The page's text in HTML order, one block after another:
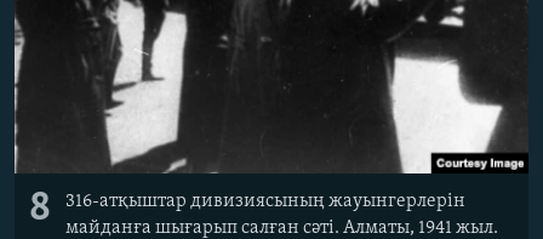
8
316-атқыштар дивизиясының жауынгерлерін
майданға шығарып салған сәті. Алматы, 1941 жыл.